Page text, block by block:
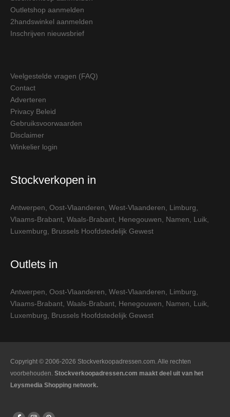
Outletshop aanmelden
2handswinkel aanmelden
Inschrijven nieuwsbrief
Veelgestelde vragen (FAQ)
Contact
Adverteren
Privacy Beleid
Gebruiksvoorwaarden
Disclaimer
Winkelier login
Stockverkopen in
Antwerpen Oost-Vlaanderen West-Vlaanderen Limburg
Vlaams-Brabant Waals-Brabant Henegouwen Namen Luik
Luxemburg
Brussels Hoofdstedelijk Gewest
Outlets in
Antwerpen Oost-Vlaanderen West-Vlaanderen Limburg
Vlaams-Brabant Waals-Brabant Henegouwen Namen Luik
Luxemburg
Brussels Hoofdstedelijk Gewest
Copyright © 2006-2026 Stockverkoopadressen.com. Alle rechten
voorbehouden. Stockverkoopadressen.com maakt deel uit van het
Leysmedia Shopping network.